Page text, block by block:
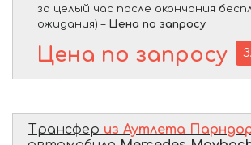
за целый час после окончания
ожидания) – Цена по запросу
Цена по запросу
Трансфер из Аутлета